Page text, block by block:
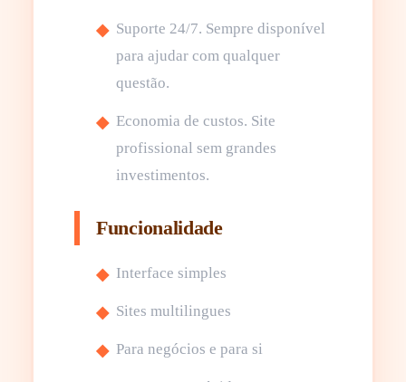
Suporte 24/7. Sempre disponível
para ajudar com qualquer
questão.
Economia de custos. Site
profissional sem grandes
investimentos.
Funcionalidade
Interface simples
Sites multilingues
Para negócios e para si